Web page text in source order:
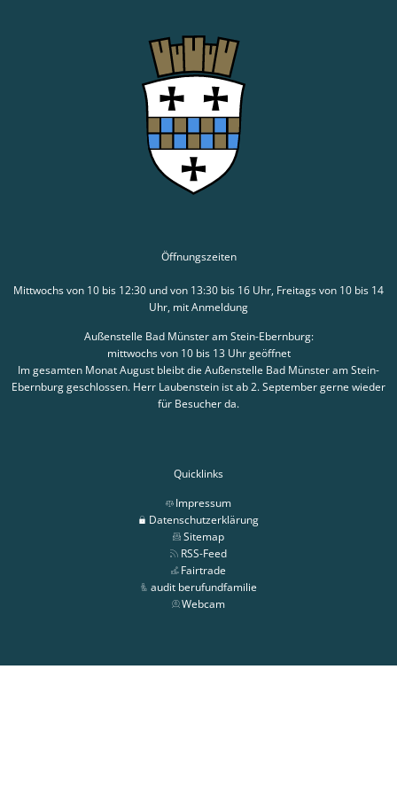
Öffnungszeiten
Mittwochs von 10 bis 12:30 und von 13:30 bis 16 Uhr, Freitags von 10 bis 14
Uhr, mit Anmeldung
Außenstelle Bad Münster am Stein-Ebernburg:
mittwochs von 10 bis 13 Uhr geöffnet
Im gesamten Monat August bleibt die Außenstelle Bad Münster am Stein-
Ebernburg geschlossen. Herr Laubenstein ist ab 2. September gerne wieder
für Besucher da.
Quicklinks
Impressum
Datenschutzerklärung
Sitemap
RSS-Feed
Fairtrade
audit berufundfamilie
Webcam